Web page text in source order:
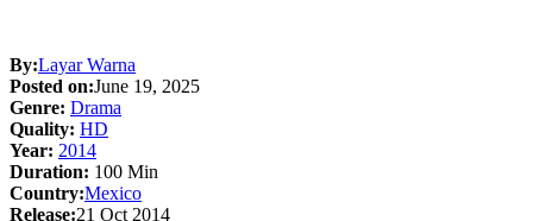
By:Layar Warna
Posted on:June 19, 2025
Genre: Drama
Quality: HD
Year: 2014
Duration: 100 Min
Country:Mexico
Release:21 Oct 2014